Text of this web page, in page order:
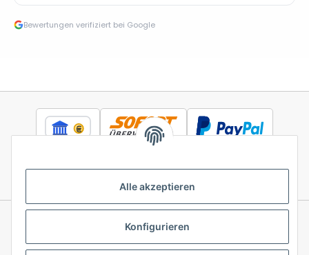
Alle akzeptieren
Konfigurieren
Bewertungen verifiziert bei Google
Informationen